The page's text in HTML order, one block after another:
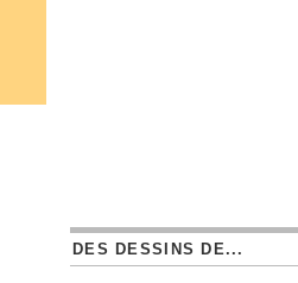
DES DESSINS DE...